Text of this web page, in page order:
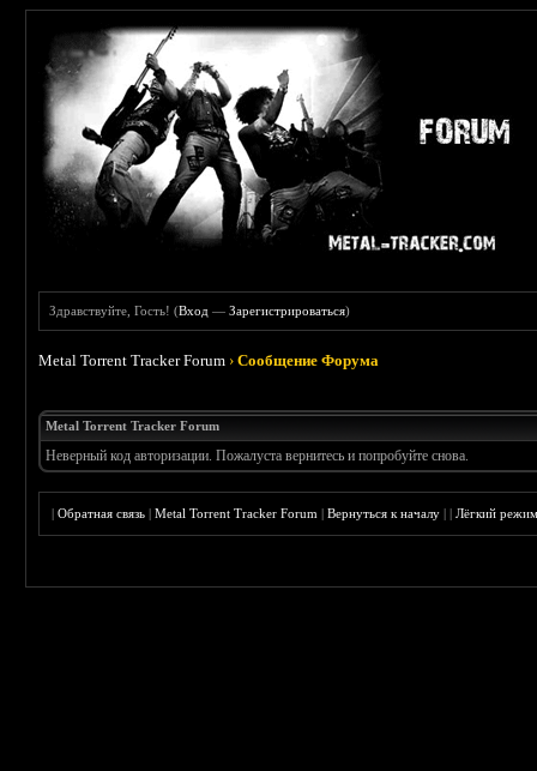
Здравствуйте, Гость! (Вход —Зарегистрироваться)
Metal Torrent Tracker Forum ›Сообщение Форума
Metal Torrent Tracker Forum
Неверный код авторизации. Пожалуста вернитесь и попробуйте снова.
|Обратная связь |Metal Torrent Tracker Forum |Вернуться к началу ||Лёгкий